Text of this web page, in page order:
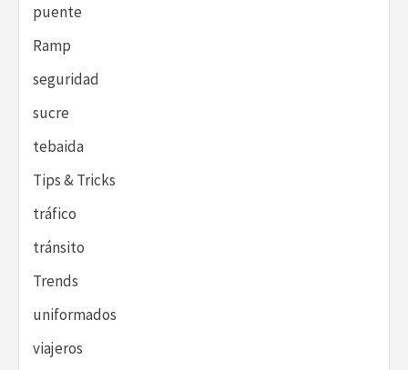
puente
Ramp
seguridad
sucre
tebaida
Tips & Tricks
tráfico
tránsito
Trends
uniformados
viajeros